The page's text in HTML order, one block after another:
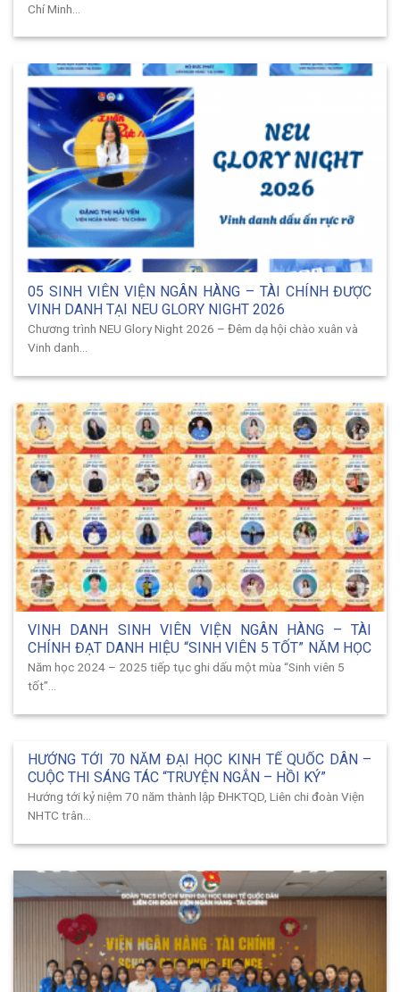
Chí Minh...
05 SINH VIÊN VIỆN NGÂN HÀNG – TÀI CHÍNH ĐƯỢC
VINH DANH TẠI NEU GLORY NIGHT 2026
Chương trình NEU Glory Night 2026 – Đêm dạ hội chào xuân và
Vinh danh...
VINH DANH SINH VIÊN VIỆN NGÂN HÀNG – TÀI
CHÍNH ĐẠT DANH HIỆU “SINH VIÊN 5 TỐT” NĂM HỌC
2024 – 2025
Năm học 2024 – 2025 tiếp tục ghi dấu một mùa “Sinh viên 5
tốt”...
HƯỚNG TỚI 70 NĂM ĐẠI HỌC KINH TẾ QUỐC DÂN –
CUỘC THI SÁNG TÁC “TRUYỆN NGẮN – HỒI KÝ”
Hướng tới kỷ niệm 70 năm thành lập ĐHKTQD, Liên chi đoàn Viện
NHTC trân...